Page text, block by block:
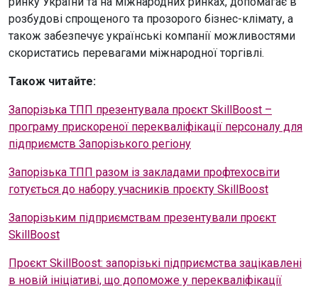
розбудові спрощеного та прозорого бізнес-клімату, а
також забезпечує українські компанії можливостями
скористатись перевагами міжнародної торгівлі.
Також читайте:
Запорізька ТПП презентувала проєкт SkillBoost –
програму прискореної перекваліфікації персоналу для
підприємств Запорізького регіону
Запорізька ТПП разом із закладами профтехосвіти
готується до набору учасників проєкту SkillBoost
Запорізьким підприємствам презентували проєкт
SkillBoost
Проєкт SkillBoost: запорізькі підприємства зацікавлені
в новій ініціативі, що допоможе у перекваліфікації